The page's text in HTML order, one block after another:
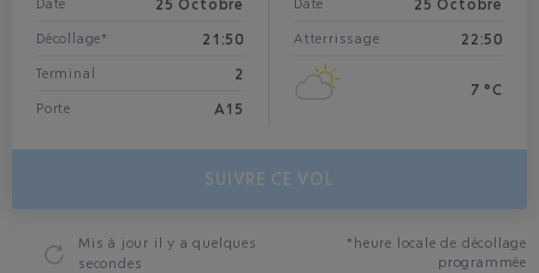
Date 25 Octobre
Décollage* 21:50
Terminal 2
Porte A15
Date 25 Octobre
Atterrissage 22:50
7 °C
SUIVRE CE VOL
Mis à jour il y a quelques
secondes
*heure locale de décollage
programmée